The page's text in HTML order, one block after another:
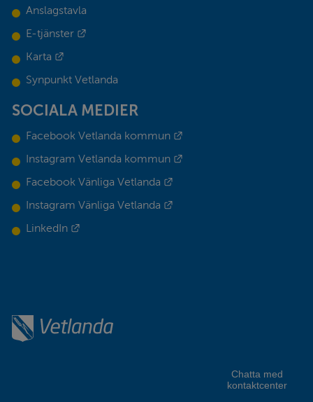
Anslagstavla
E-tjänster
Karta
Synpunkt Vetlanda
SOCIALA MEDIER
Facebook Vetlanda kommun
Instagram Vetlanda kommun
Facebook Vänliga Vetlanda
Instagram Vänliga Vetlanda
LinkedIn